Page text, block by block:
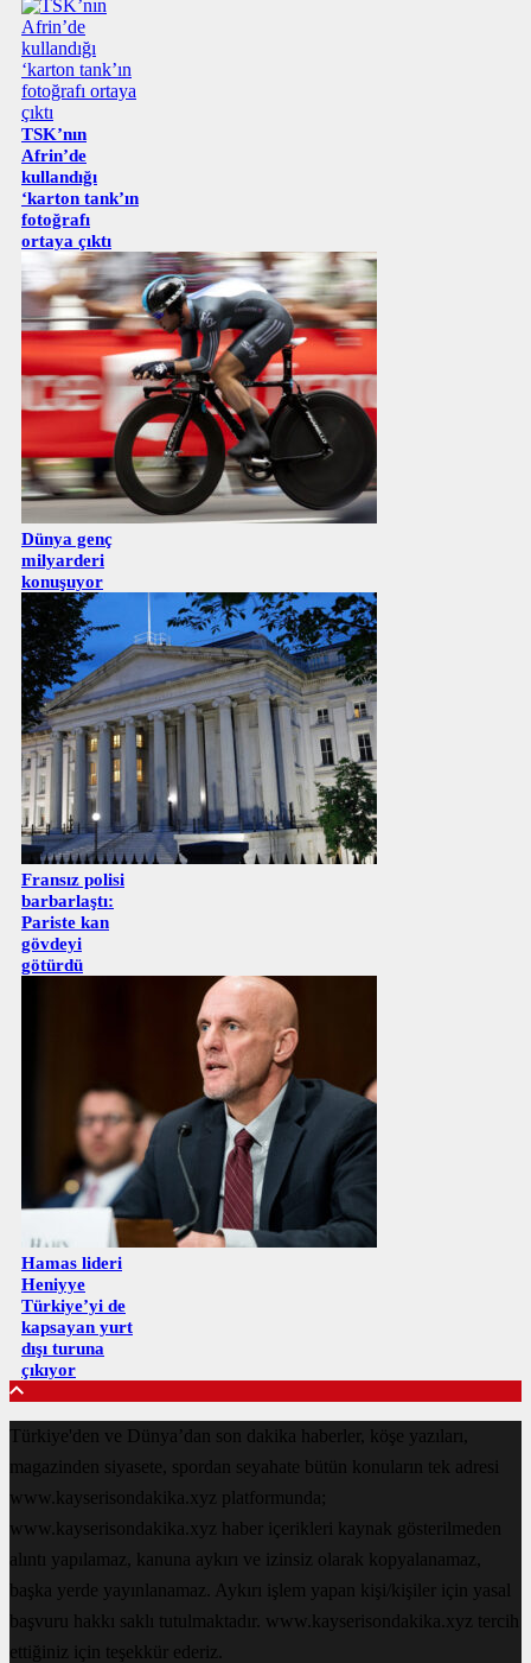
TSK’nın
Afrin’de
kullandığı
‘karton tank’ın
fotoğrafı
ortaya çıktı
Dünya genç
milyarderi
konuşuyor
Fransız polisi
barbarlaştı:
Pariste kan
gövdeyi
götürdü
Hamas lideri
Heniyye
Türkiye’yi de
kapsayan yurt
dışı turuna
çıkıyor
Türkiye'den ve Dünya’dan son dakika haberler, köşe yazıları,
magazinden siyasete, spordan seyahate bütün konuların tek adresi
www.kayserisondakika.xyz platformunda;
www.kayserisondakika.xyz haber içerikleri kaynak gösterilmeden
alıntı yapılamaz, kanuna aykırı ve izinsiz olarak kopyalanamaz,
başka yerde yayınlanamaz. Aykırı işlem yapan kişi/kişiler için yasal
başvuru hakkı saklı tutulmaktadır. www.kayserisondakika.xyz tercih
ettiğiniz için teşekkür ederiz.